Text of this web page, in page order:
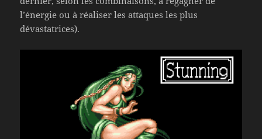
l’énergie ou à réaliser les attaques les plus
dévastatrices).